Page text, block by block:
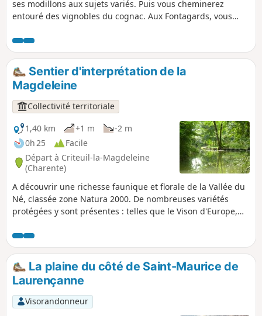
ses modillons aux sujets variés. Puis vous cheminerez
entouré des vignobles du cognac. Aux Fontagards, vous
l’essor de la viticulture au XIXe siècle. Après avoir traversé le
Noblat, vous rejoindrez un secteur plus boisé où un tronçon
de la Voie Romaine a été mise à jour, avant de rejoindre
Neuillac sur des chemins bordés de vignes et bosquets.
Sentier d'interprétation de la
Magdeleine
Collectivité territoriale
1,40 km
+1 m
-2 m
0h 25
Facile
Départ à Criteuil-la-Magdeleine
(Charente)
A découvrir une richesse faunique et florale de la Vallée du
Né, classée zone Natura 2000. De nombreuses variétés
protégées y sont présentes : telles que le Vison d'Europe,
orchidées sauvages ainsi que bien d'autres espèces
témoins d'un espace naturel préservé.
La plaine du côté de Saint-Maurice de
Laurençanne
Visorandonneur